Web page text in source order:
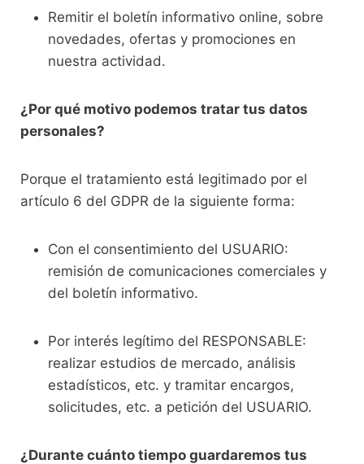
Remitir el boletín informativo online, sobre
novedades, ofertas y promociones en
nuestra actividad.
¿Por qué motivo podemos tratar tus datos
personales?
Porque el tratamiento está legitimado por el
artículo 6 del GDPR de la siguiente forma:
Con el consentimiento del USUARIO:
remisión de comunicaciones comerciales y
del boletín informativo.
Por interés legítimo del RESPONSABLE:
realizar estudios de mercado, análisis
estadísticos, etc. y tramitar encargos,
solicitudes, etc. a petición del USUARIO.
¿Durante cuánto tiempo guardaremos tus